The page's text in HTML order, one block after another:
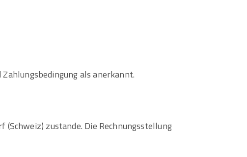
als anerkannt.
zustande. Die Rechnungsstellung